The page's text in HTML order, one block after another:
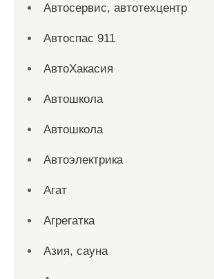
Автосервис, автотехцентр
Автоспас 911
АвтоХакасия
Автошкола
Автошкола
Автоэлектрика
Агат
Агрегатка
Азия, сауна